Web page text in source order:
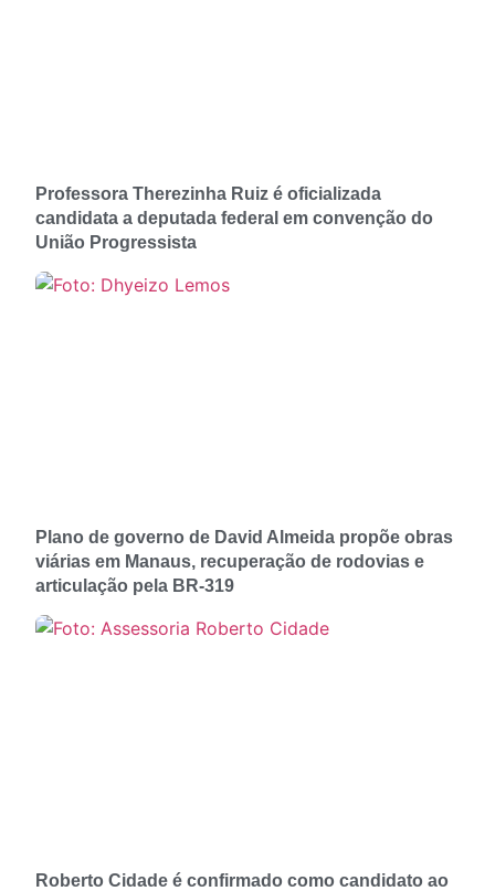
Professora Therezinha Ruiz é oficializada
candidata a deputada federal em convenção do
União Progressista
Plano de governo de David Almeida propõe obras
viárias em Manaus, recuperação de rodovias e
articulação pela BR-319
Roberto Cidade é confirmado como candidato ao